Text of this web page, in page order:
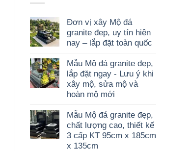
Đơn vị xây Mộ đá
granite đẹp, uy tín hiện
nay – lắp đặt toàn quốc
Mẫu Mộ đá granite đẹp,
lắp đặt ngay - Lưu ý khi
xây mộ, sửa mộ và
hoàn mộ mới
Mẫu Mộ đá granite đẹp,
chất lượng cao, thiết kế
3 cấp KT 95cm x 185cm
x 135cm